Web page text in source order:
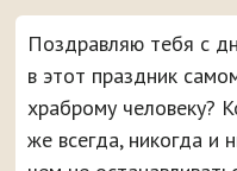
Поздравляю тебя с
в этот праздник
храброму человеку?
же всегда, никогда и